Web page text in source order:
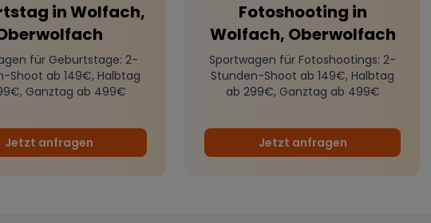
inWolfach,
für Geburtstage: 2-
Shoot ab 149€, Halbtag
Ganztag ab 499€
Jetzt anfragen
Fotoshooting in
Wolfach, Oberwolfach
Sportwagen für Fotoshootings: 2-
Stunden-Shoot ab 149€, Halbtag
ab 299€, Ganztag ab 499€
Jetzt anfragen